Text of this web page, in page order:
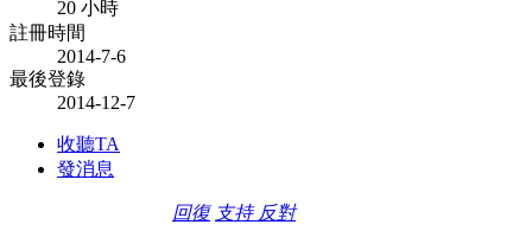
20 小時
註冊時間
2014-7-6
最後登錄
2014-12-7
收聽TA
發消息
回復 支持 反對